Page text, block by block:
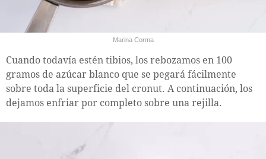
Marina Corma
Cuando todavía estén tibios, los rebozamos en 100
gramos de azúcar blanco que se pegará fácilmente
sobre toda la superficie del cronut. A continuación, los
dejamos enfriar por completo sobre una rejilla.